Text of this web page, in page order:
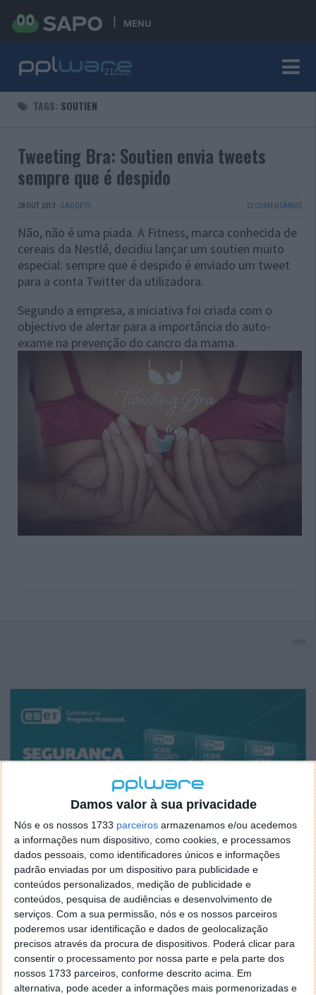
Damos valor à sua privacidade
Nós e os nossos 1733 parceiros armazenamos e/ou acedemos
a informações num dispositivo, como cookies, e processamos
dados pessoais, como identificadores únicos e informações
padrão enviadas por um dispositivo para publicidade e
conteúdos personalizados, medição de publicidade e
conteúdos, pesquisa de audiências e desenvolvimento de
serviços. Com a sua permissão, nós e os nossos parceiros
poderemos usar identificação e dados de geolocalização
precisos através da procura de dispositivos. Poderá clicar para
consentir o processamento por nossa parte e pela parte dos
nossos 1733 parceiros, conforme descrito acima. Em
alternativa, pode aceder a informações mais pormenorizadas e
MENU
TAGS: SOUTIEN
Tweeting Bra: Soutien envia tweets
sempre que é despido
28 OUT 2013 · GADGETS 22 COMENTÁRIOS
Não, não é uma piada. A Fitness, marca conhecida de
cereais da Nestlé, decidiu lançar um soutien muito
especial: sempre que é despido é enviado um tweet
para a conta Twitter da utilizadora.
Segundo a empresa, a iniciativa foi criada com o
objectivo de alertar para a importância do auto-
exame na prevenção do cancro da mama.
PUB